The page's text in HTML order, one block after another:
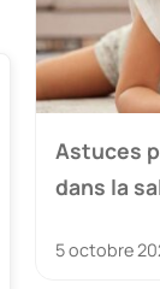
Astuces
dans la
5 octobre